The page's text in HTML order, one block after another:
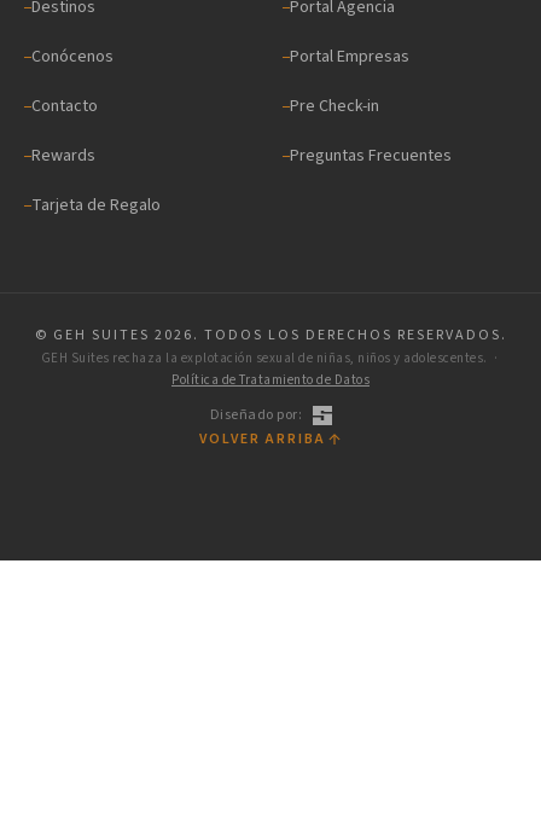
Destinos
Conócenos
Contacto
Rewards
Tarjeta de Regalo
Portal Agencia
Portal Empresas
Pre Check-in
Preguntas Frecuentes
© GEH SUITES 2026. TODOS LOS DERECHOS RESERVADOS.
GEH Suites rechaza la explotación sexual de niñas, niños y adolescentes. ·
Política de Tratamiento de Datos
Diseñado por:
VOLVER ARRIBA